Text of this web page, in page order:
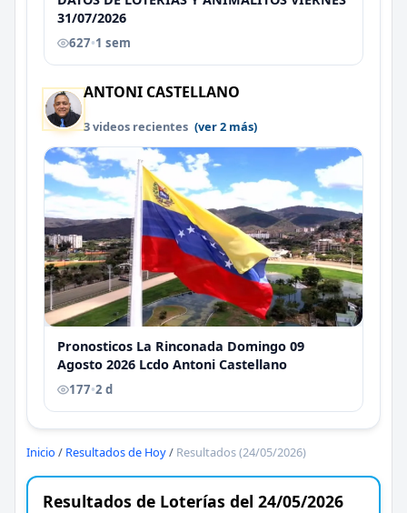
31/07/2026
627•1 sem
ANTONI CASTELLANO
3 videos recientes (ver 2 más)
Pronosticos La Rinconada Domingo 09
Agosto 2026 Lcdo Antoni Castellano
177•2 d
Inicio / Resultados de Hoy/ Resultados (24/05/2026)
Resultados de Loterías del 24/05/2026